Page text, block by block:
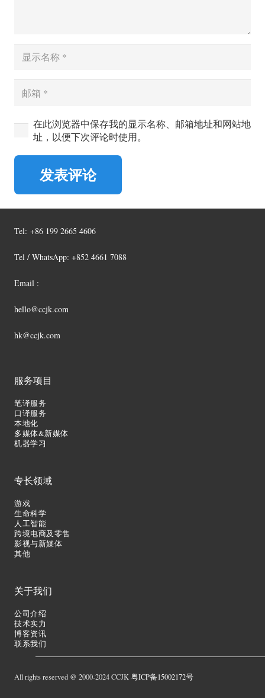
在此浏览器中保存我的显示名称、邮箱地址和网站地
址，以便下次评论时使用。
发表评论
Tel: +86 199 2665 4606
Tel / WhatsApp: +852 4661 7088
Email :
hello@ccjk.com
hk@ccjk.com
服务项目
笔译服务
口译服务
本地化
多媒体&新媒体
机器学习
专长领域
游戏
生命科学
人工智能
跨境电商及零售
影视与新媒体
其他
关于我们
公司介绍
技术实力
博客资讯
联系我们
All rights reserved @ 2000-2024 CCJK粤ICP备15002172号